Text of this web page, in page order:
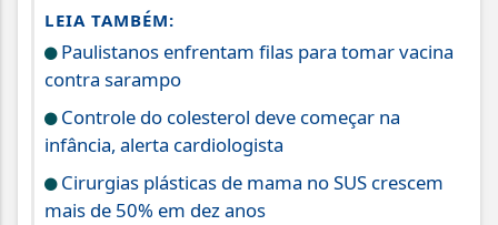
LEIA TAMBÉM:
Paulistanos enfrentam filas para tomar vacina
contra sarampo
Controle do colesterol deve começar na
infância, alerta cardiologista
Cirurgias plásticas de mama no SUS crescem
mais de 50% em dez anos